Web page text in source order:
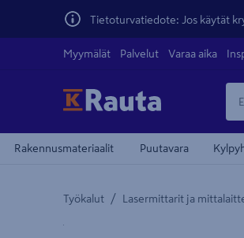
Tietoturvatiedote: Jos käytät
Myymälät Palvelut Varaa aika
Rakennusmateriaalit Puutavara
Työkalut / Lasermittarit ja
Yksityiskohtainen kuvaus löytyy